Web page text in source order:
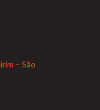
– São